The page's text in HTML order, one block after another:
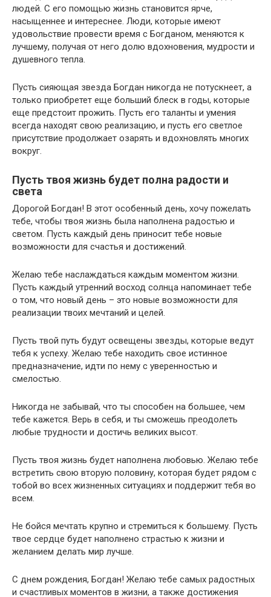
людей. С его помощью жизнь становится ярче,
насыщеннее и интереснее. Люди, которые имеют
удовольствие провести время с Богданом, меняются к
лучшему, получая от него долю вдохновения, мудрости и
душевного тепла.
Пусть сияющая звезда Богдан никогда не потускнеет, а
только приобретет еще больший блеск в годы, которые
еще предстоит прожить. Пусть его таланты и умения
всегда находят свою реализацию, и пусть его светлое
присутствие продолжает озарять и вдохновлять многих
вокруг.
Пусть твоя жизнь будет полна радости и
света
Дорогой Богдан! В этот особенный день, хочу пожелать
тебе, чтобы твоя жизнь была наполнена радостью и
светом. Пусть каждый день приносит тебе новые
возможности для счастья и достижений.
Желаю тебе наслаждаться каждым моментом жизни.
Пусть каждый утренний восход солнца напоминает тебе
о том, что новый день – это новые возможности для
реализации твоих мечтаний и целей.
Пусть твой путь будут освещены звезды, которые ведут
тебя к успеху. Желаю тебе находить свое истинное
предназначение, идти по нему с уверенностью и
смелостью.
Никогда не забывай, что ты способен на большее, чем
тебе кажется. Верь в себя, и ты сможешь преодолеть
любые трудности и достичь великих высот.
Пусть твоя жизнь будет наполнена любовью. Желаю тебе
встретить свою вторую половину, которая будет рядом с
тобой во всех жизненных ситуациях и поддержит тебя во
всем.
Не бойся мечтать крупно и стремиться к большему. Пусть
твое сердце будет наполнено страстью к жизни и
желанием делать мир лучше.
С днем рождения, Богдан! Желаю тебе самых радостных
и счастливых моментов в жизни, а также достижения